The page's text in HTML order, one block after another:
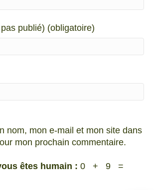
publié) (obligatoire)
nom, mon e-mail et mon site dans
mon prochain commentaire.
êtes humain : 0 + 9 =